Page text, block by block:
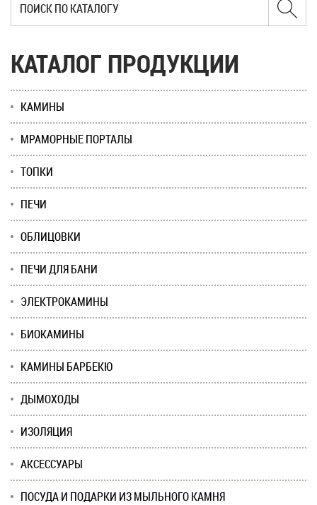
КАТАЛОГ ПРОДУКЦИИ
КАМИНЫ
МРАМОРНЫЕ ПОРТАЛЫ
ТОПКИ
ПЕЧИ
ОБЛИЦОВКИ
ПЕЧИ ДЛЯ БАНИ
ЭЛЕКТРОКАМИНЫ
БИОКАМИНЫ
КАМИНЫ БАРБЕКЮ
ДЫМОХОДЫ
ИЗОЛЯЦИЯ
АКСЕССУАРЫ
ПОСУДА И ПОДАРКИ ИЗ МЫЛЬНОГО КАМНЯ